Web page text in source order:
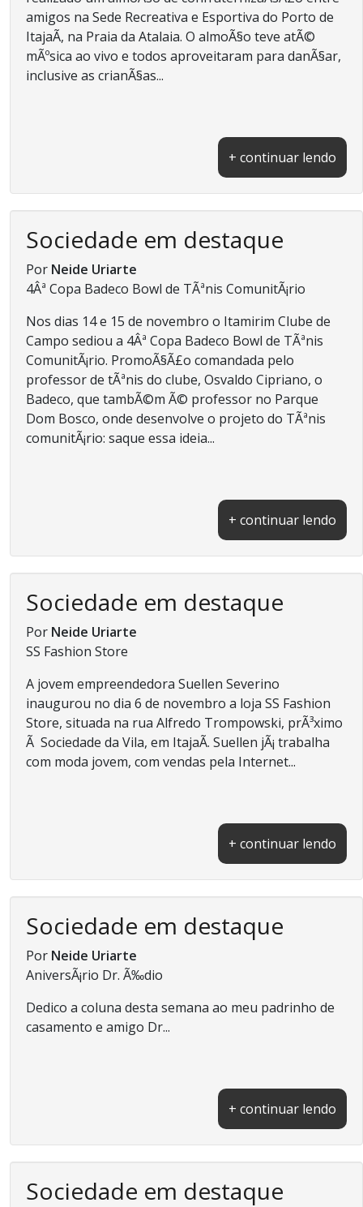
amigos na Sede Recreativa e Esportiva do Porto de
ItajaÃ­, na Praia da Atalaia. O almoÃ§o teve atÃ©
mÃºsica ao vivo e todos aproveitaram para danÃ§ar,
inclusive as crianÃ§as...
+ continuar lendo
Sociedade em destaque
Por Neide Uriarte
4Âª Copa Badeco Bowl de TÃªnis ComunitÃ¡rio
Nos dias 14 e 15 de novembro o Itamirim Clube de
Campo sediou a 4Âª Copa Badeco Bowl de TÃªnis
ComunitÃ¡rio. PromoÃ§Ã£o comandada pelo
professor de tÃªnis do clube, Osvaldo Cipriano, o
Badeco, que tambÃ©m Ã© professor no Parque
Dom Bosco, onde desenvolve o projeto do TÃªnis
comunitÃ¡rio: saque essa ideia...
+ continuar lendo
Sociedade em destaque
Por Neide Uriarte
SS Fashion Store
A jovem empreendedora Suellen Severino
inaugurou no dia 6 de novembro a loja SS Fashion
Store, situada na rua Alfredo Trompowski, prÃ³ximo
Ã Sociedade da Vila, em ItajaÃ­. Suellen jÃ¡ trabalha
com moda jovem, com vendas pela Internet...
+ continuar lendo
Sociedade em destaque
Por Neide Uriarte
AniversÃ¡rio Dr. Ã‰dio
Dedico a coluna desta semana ao meu padrinho de
casamento e amigo Dr...
+ continuar lendo
Sociedade em destaque